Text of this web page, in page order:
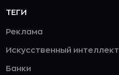
ТЕГИ
Реклама
Искусственный интеллект
Банки